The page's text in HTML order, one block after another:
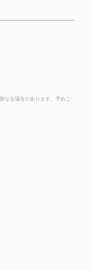
なる場合があります。予めご